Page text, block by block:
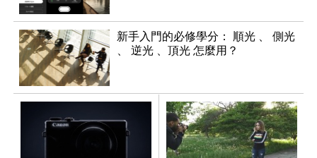
新手入門的必修學分： 順光 、 側光
、 逆光 、頂光 怎麼用？